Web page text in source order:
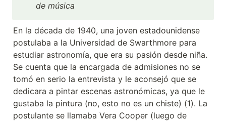
de música
En la década de 1940, una joven estadounidense
postulaba a la Universidad de Swarthmore para
estudiar astronomía, que era su pasión desde niña.
Se cuenta que la encargada de admisiones no se
tomó en serio la entrevista y le aconsejó que se
dedicara a pintar escenas astronómicas, ya que le
gustaba la pintura (no, esto no es un chiste) (1). La
postulante se llamaba Vera Cooper (luego de